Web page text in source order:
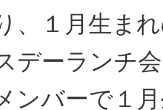
、１月生ま
デーランチ
ンバーで１